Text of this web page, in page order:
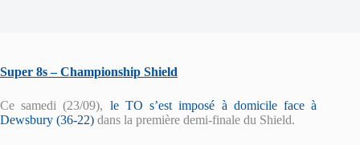
Super 8s – Championship Shield
Ce samedi (23/09), le TO s’est imposé à domicile face à
Dewsbury (36-22) dans la première demi-finale du Shield.